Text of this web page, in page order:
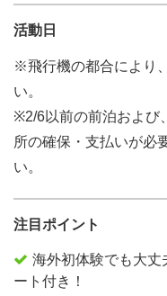
活動日
※飛行機の都合により
い。
※2/6以前の前泊および
所の確保・支払いが必
い。
注目ポイント
海外初体験でも大丈
ート付き！